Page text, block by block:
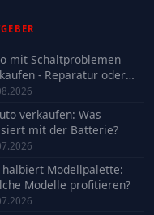
mit Schaltproblemen
- Reparatur oder
verkaufen: Was
mit der Batterie?
halbiert Modellpalette:
Modelle profitieren?